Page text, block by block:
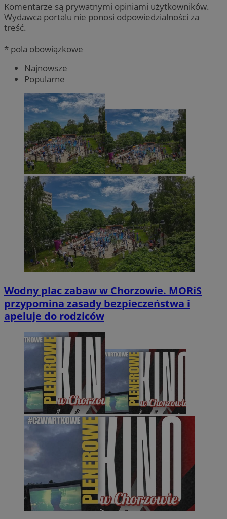
Komentarze są prywatnymi opiniami użytkowników.
Wydawca portalu nie ponosi odpowiedzialności za
treść.
* pola obowiązkowe
Najnowsze
Popularne
Wodny plac zabaw w Chorzowie. MORiS
przypomina zasady bezpieczeństwa i
apeluje do rodziców